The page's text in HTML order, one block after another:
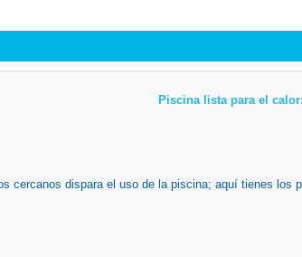
Piscina lista para el
cercanos dispara el uso de la piscina; aquí tienes